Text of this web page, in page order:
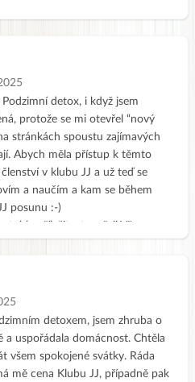
detox, i když jsem
protože se mi otevřel “nový
stránkách spoustu zajímavých
Abych měla přístup k těmto
v klubu JJ a už teď se
a naučím a kam se během
posunu :-)
detoxem, jsem zhruba o
a uspořádala domácnost. Chtěla
všem spokojené svátky. Ráda
mě cena Klubu JJ, případně pak